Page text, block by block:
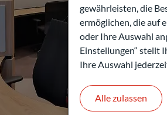
gewährleisten, die
ermöglichen, die auf
oder Ihre Auswahl
Einstellungen“ stellt
Ihre Auswahl
Alle zulassen